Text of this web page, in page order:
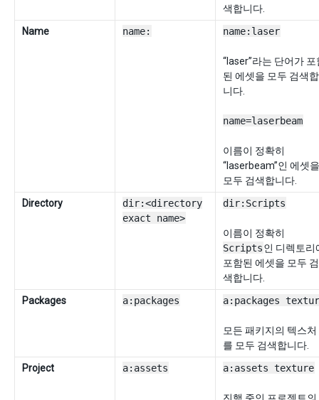
색합니다.
Name
name: name:laser
“laser”라는 단어가 포
된 에셋을 모두 검색합
니다.
name=laserbeam
이름이 정확히
“laserbeam”인 에셋을
모두 검색합니다.
Directory
dir:<directory
exact name>
dir:Scripts
이름이 정확히
Scripts인 디렉토리
포함된 에셋을 모두 검
색합니다.
Packages
a:packages a:packages
모든 패키지의 텍스처
를 모두 검색합니다.
Project
a:assets a:assets texture